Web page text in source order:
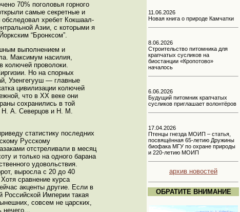
70% поголовья горного
самые секретные и
хребет Кокшаал-
Азии, с которыми я
“Бронксом”.
выполнением и
Максимум насилия,
колючей проволоки.
Но на спорных
Узенгегууш — главные
цивилизации колючей
что в ХХ веке они
сохранились в той
Н. А. Северцов и Н. М.
статистику последних
Русскому
отстреливали в месяц
и только на одного барана
удовольствия.
выросла с 20 до 40
сравнение курса
акценты другие. Если в
Империи такая
совсем не царских,
нечего...
11.06.2026
Новая книга о природе Камчатки
8.06.2026
Строительство питомника для
крапчатых сусликов на
биостанции «Кропотово»
началось
6.06.2026
Будущий питомник крапчатых
сусликов приглашает волонтёров
17.04.2026
Птенцы гнезда МОИП – статья,
посвящённая 65-летию Дружины
биофака МГУ по охране природы
и 220-летию МОИП
архив новостей
ОБРАТИТЕ ВНИМАНИЕ